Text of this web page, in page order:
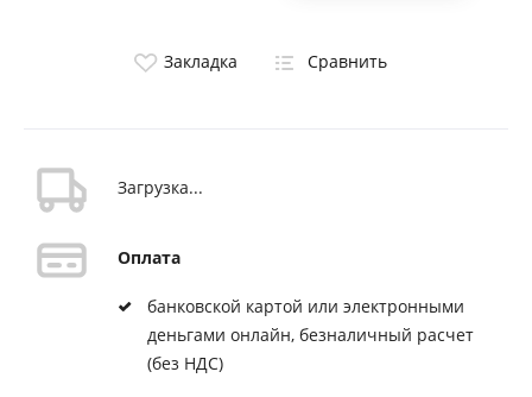
Закладка Сравнить
Загрузка...
Оплата
банковской картой или электронными
деньгами онлайн, безналичный расчет
(без НДС)